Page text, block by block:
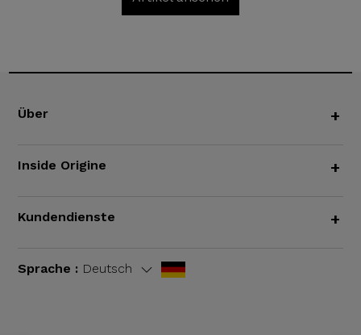
Über +
Inside Origine +
Kundendienste +
Sprache : Deutsch